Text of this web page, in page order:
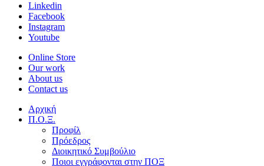
Linkedin
Facebook
Instagram
Youtube
Online Store
Our work
About us
Contact us
Αρχική
Π.Ο.Ξ.
Προφίλ
Πρόεδρος
Διοικητικό Συμβούλιο
Ποιοι εγγράφονται στην ΠΟΞ